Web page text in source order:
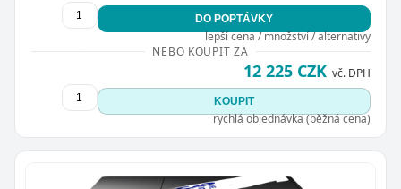
DO POPTÁVKY
lepší cena / množství / alternativy
NEBO KOUPIT ZA
12 225 CZK vč. DPH
KOUPIT
rychlá objednávka (běžná cena)